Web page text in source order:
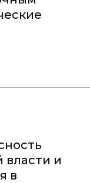
власти и
в